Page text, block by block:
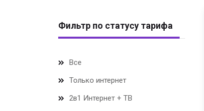
Фильтр по статусу тарифа
Все
Только интернет
2в1 Интернет + ТВ